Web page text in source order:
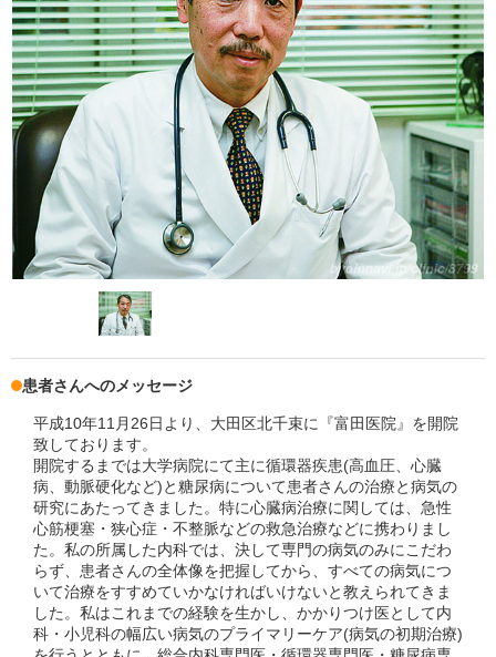
患者さんへのメッセージ
平成10年11月26日より、大田区北千束に『富田医院』を開院
致しております。
開院するまでは大学病院にて主に循環器疾患(高血圧、心臓
病、動脈硬化など)と糖尿病について患者さんの治療と病気の
研究にあたってきました。特に心臓病治療に関しては、急性
心筋梗塞・狭心症・不整脈などの救急治療などに携わりまし
た。私の所属した内科では、決して専門の病気のみにこだわ
らず、患者さんの全体像を把握してから、すべての病気につ
いて治療をすすめていかなければいけないと教えられてきま
した。私はこれまでの経験を生かし、かかりつけ医として内
科・小児科の幅広い病気のプライマリーケア(病気の初期治療)